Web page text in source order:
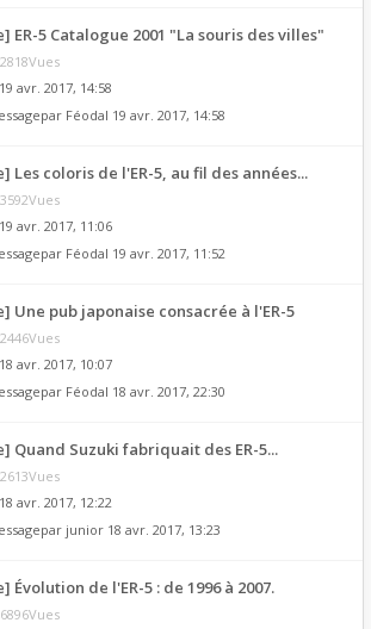
ER-5 Catalogue 2001 "La souris des villes"
avr. 2017, 14:58
Féodal 19 avr. 2017, 14:58
Les coloris de l'ER-5, au fil des années...
avr. 2017, 11:06
Féodal 19 avr. 2017, 11:52
Une pub japonaise consacrée à l'ER-5
avr. 2017, 10:07
Féodal 18 avr. 2017, 22:30
Quand Suzuki fabriquait des ER-5...
avr. 2017, 12:22
junior 18 avr. 2017, 13:23
Évolution de l'ER-5 : de 1996 à 2007.